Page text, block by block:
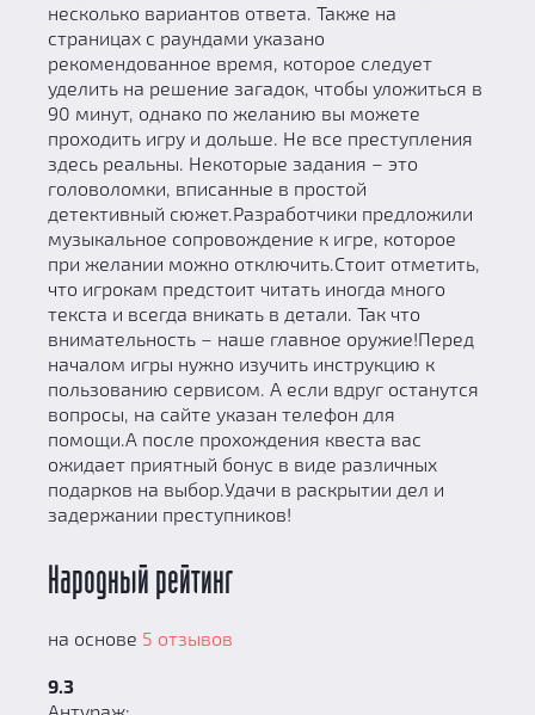
несколько вариантов ответа. Также на
страницах с раундами указано
рекомендованное время, которое следует
уделить на решение загадок, чтобы уложиться в
90 минут, однако по желанию вы можете
проходить игру и дольше. Не все преступления
здесь реальны. Некоторые задания – это
головоломки, вписанные в простой
детективный сюжет.Разработчики предложили
музыкальное сопровождение к игре, которое
при желании можно отключить.Стоит отметить,
что игрокам предстоит читать иногда много
текста и всегда вникать в детали. Так что
внимательность – наше главное оружие!Перед
началом игры нужно изучить инструкцию к
пользованию сервисом. А если вдруг останутся
вопросы, на сайте указан телефон для
помощи.А после прохождения квеста вас
ожидает приятный бонус в виде различных
подарков на выбор.Удачи в раскрытии дел и
задержании преступников!
Народный рейтинг
на основе 5 отзывов
9.3
Антураж: